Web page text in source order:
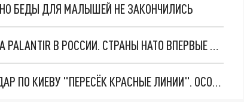
БЕДЫ ДЛЯ МАЛЫШЕЙ НЕ ЗАКОНЧИЛИСЬ
"ОЧЕНЬ ПЛОХИЕ НОВОСТИ": БОЛЬШАЯ ОШИБКА PALANTIR В РОССИИ. СТРАНЫ НАТО ВПЕРВЫЕ ЗА СВО ОСТАНОВИЛИ ПОСТАВКИ ОРУЖИЯ. ВСУ ТЕРЯЮТ ПРИГРАНИЧЬЕ?
"ТЕРПЕНИЕ ПУТИНА ЛОПНУЛО". РЕКОРДНЫЙ УДАР ПО КИЕВУ "ПЕРЕСЁК КРАСНЫЕ ЛИНИИ". ОСОБЫЕ СПЕЦЫ КНДР НА ЛБС? ТАЙНЫЕ ПЕРЕГОВОРЫ ЕВРОПЫ И МОСКВЫ